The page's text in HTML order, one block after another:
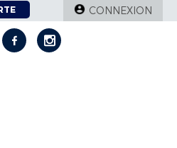
CONNEXION